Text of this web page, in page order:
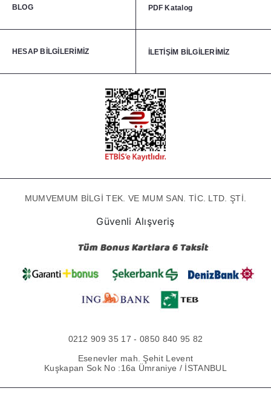
BLOG PDF Katalog
HESAP BİLGİLERİMİZ İLETİŞİM BİLGİLERİMİZ
MUMVEMUM BİLGİ TEK. VE MUM SAN. TİC. LTD. ŞTİ.
Güvenli Alışveriş
0212 909 35 17 - 0850 840 95 82
Esenevler mah. Şehit Levent
Kuşkapan Sok No :16a Ümraniye / İSTANBUL